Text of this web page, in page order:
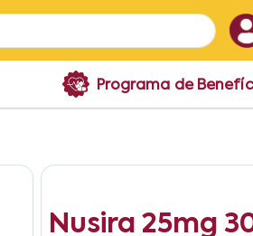
Programa de
Nusira 25mg